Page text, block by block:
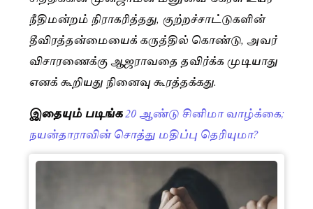
நீதிமன்றம் நிராகரித்தது, குற்றச்சாட்டுகளின்
தீவிரத்தன்மையைக் கருத்தில் கொண்டு, அவர்
விசாரணைக்கு ஆஜராவதை தவிர்க்க முடியாது
எனக் கூறியது நினைவு கூரத்தக்கது.
இதையும் படிங்க20 ஆண்டு சினிமா வாழ்க்கை;
நயன்தாராவின் சொத்து மதிப்பு தெரியுமா?